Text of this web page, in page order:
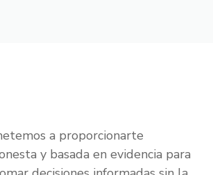
a proporcionarte
y basada en evidencia para